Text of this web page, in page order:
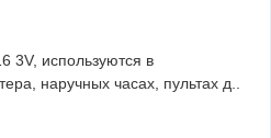
3V, используются в
наручных часах, пультах д..